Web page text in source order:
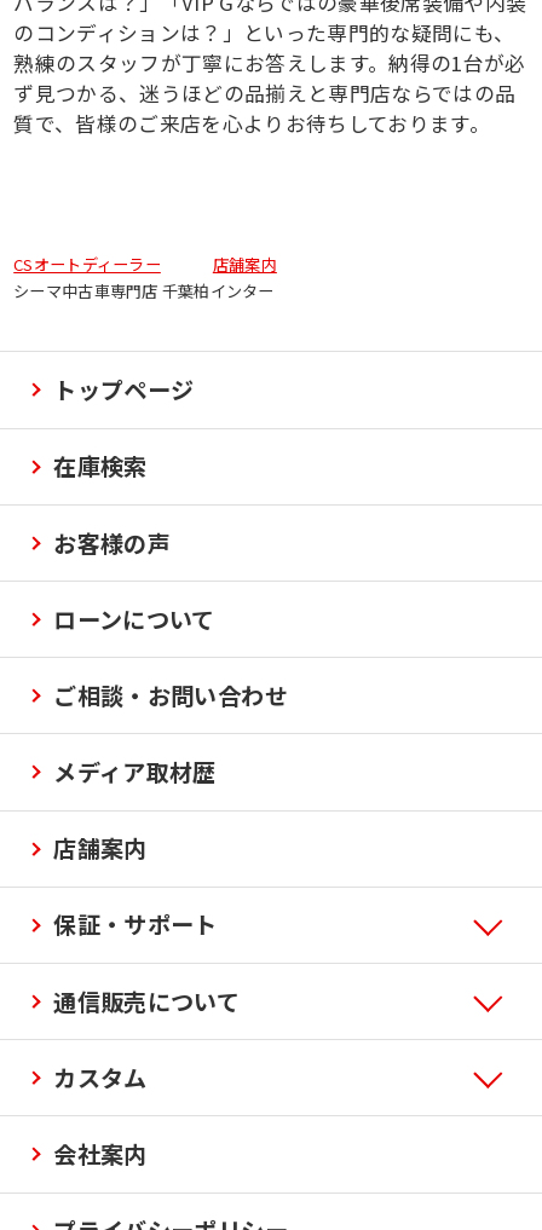
のコンディションは？」といった専門的な疑問にも、
熟練のスタッフが丁寧にお答えします。納得の1台が必
ず見つかる、迷うほどの品揃えと専門店ならではの品
質で、皆様のご来店を心よりお待ちしております。
CSオートディーラー
店舗案内
シーマ中古車専門店 千葉柏インター
トップページ
在庫検索
お客様の声
ローンについて
ご相談・お問い合わせ
メディア取材歴
店舗案内
保証・サポート
通信販売について
カスタム
会社案内